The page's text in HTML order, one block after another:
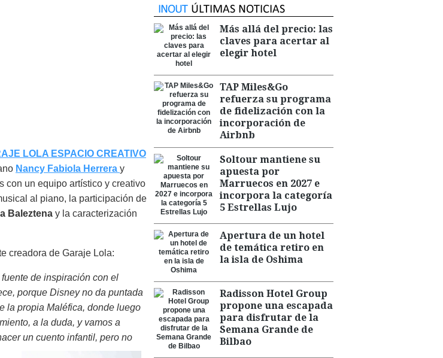
LOLA ESPACIO CREATIVO
Nancy Fabiola Herrera y
con un equipo artístico y creativo
al piano, la participación de
Baleztena y la caracterización
creadora de Garaje Lola:
de inspiración con el
porque Disney no da puntada
la propia Maléfica, donde luego
a la duda, y vamos a
un cuento infantil, pero no
Más allá del precio: las
claves para acertar al
elegir hotel
TAP Miles&Go
refuerza su programa
de fidelización con la
incorporación de
Airbnb
Soltour mantiene su
apuesta por
Marruecos en 2027 e
incorpora la categoría
5 Estrellas Lujo
Apertura de un hotel
de temática retiro en
la isla de Oshima
Radisson Hotel Group
propone una escapada
para disfrutar de la
Semana Grande de
Bilbao